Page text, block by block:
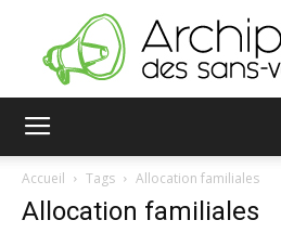
Accueil Tags Allocation familiales
Allocation familiales